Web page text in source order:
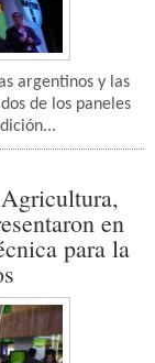
argentinos y las
de los paneles
en
para la